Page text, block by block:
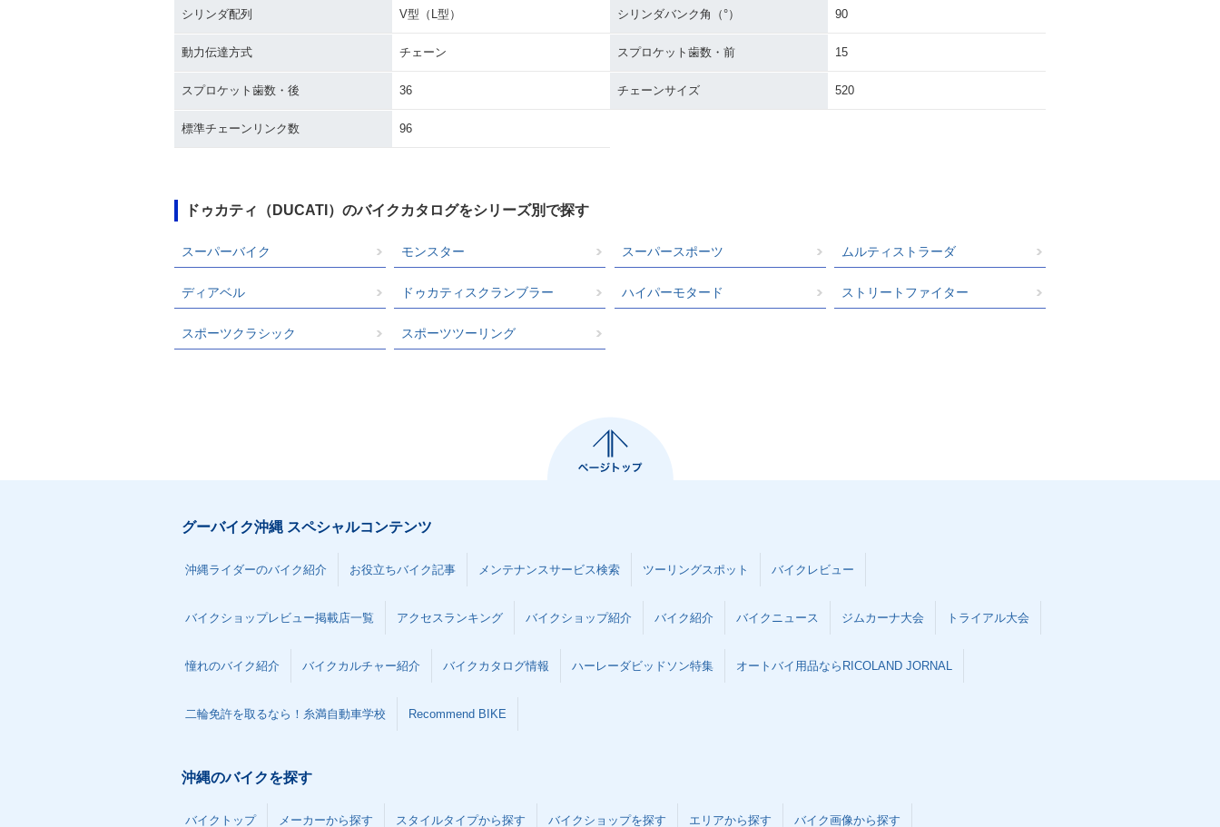
シリンダ配列 V型（L型） シリンダバンク角（°） 90
動力伝達方式 チェーン スプロケット歯数・前 15
スプロケット歯数・後 36 チェーンサイズ 520
標準チェーンリンク数 96
ドゥカティ（DUCATI）のバイクカタログをシリーズ別で探す
スーパーバイク モンスター スーパースポーツ ムルティストラーダ
ディアベル ドゥカティスクランブラー ハイパーモタード ストリートファイター
スポーツクラシック スポーツツーリング
グーバイク沖縄 スペシャルコンテンツ
沖縄ライダーのバイク紹介 お役立ちバイク記事 メンテナンスサービス検索 ツーリングスポット バイクレビュー
バイクショップレビュー掲載店一覧 アクセスランキング バイクショップ紹介 バイク紹介 バイクニュース ジムカーナ大会 トライアル大会
憧れのバイク紹介 バイクカルチャー紹介 バイクカタログ情報 ハーレーダビッドソン特集 オートバイ用品ならRICOLAND JORNAL
二輪免許を取るなら！糸満自動車学校 Recommend BIKE
沖縄のバイクを探す
バイクトップ メーカーから探す スタイルタイプから探す バイクショップを探す エリアから探す バイク画像から探す